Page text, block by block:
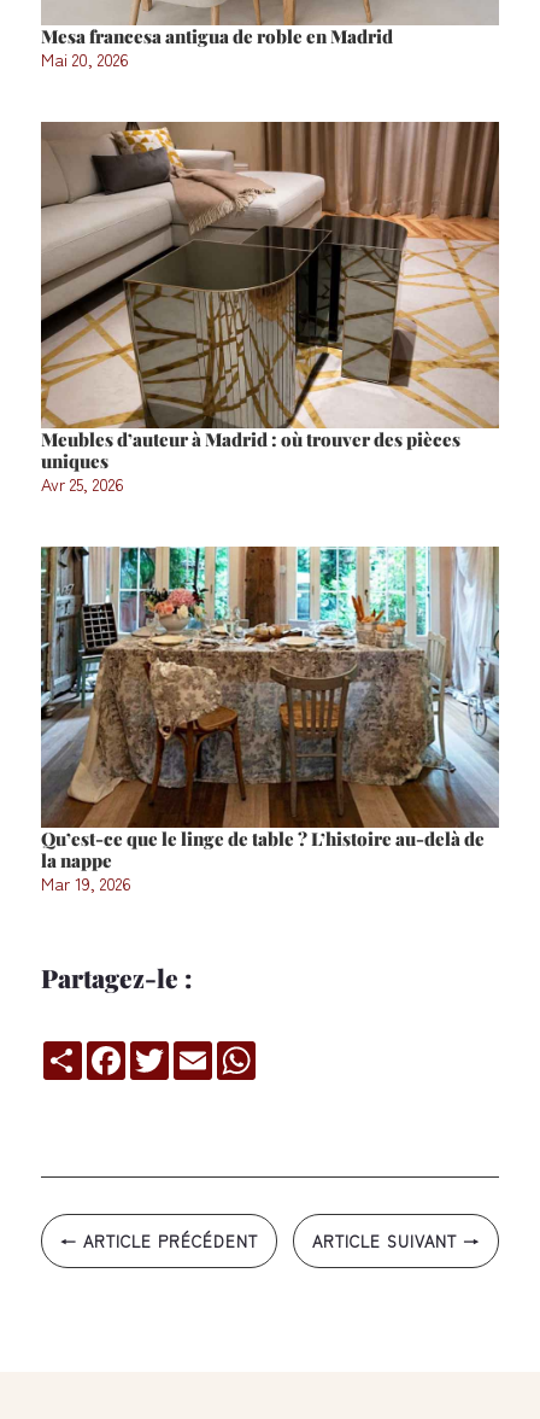
Mesa francesa antigua de roble en Madrid
Mai 20, 2026
Meubles d’auteur à Madrid : où trouver des pièces
uniques
Avr 25, 2026
Qu’est-ce que le linge de table ? L’histoire au-delà de
la nappe
Mar 19, 2026
Partagez-le :
CompartirFacebook
TwitterEmailWhatsApp
← ARTICLE PRÉCÉDENT ARTICLE SUIVANT →